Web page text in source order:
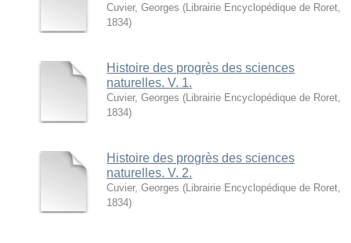
Cuvier, Georges ( Librairie Encyclopédique de Roret
1834)
Histoire des progrès des sciences
naturelles. V. 1.
Cuvier, Georges ( Librairie Encyclopédique de Roret
1834)
Histoire des progrès des sciences
naturelles. V. 2.
Cuvier, Georges ( Librairie Encyclopédique de Roret
1834)